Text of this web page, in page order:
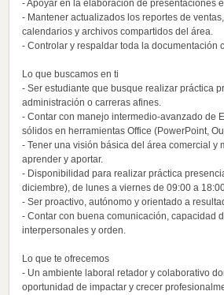
- Apoyar en la elaboración de presentaciones
- Mantener actualizados los reportes de
calendarios y archivos compartidos del área.
- Controlar y respaldar toda la documentación
Lo que buscamos en ti
- Ser estudiante que busque realizar práctica
administración o carreras afines.
- Contar con manejo intermedio-avanzado de
sólidos en herramientas Office (PowerPoint,
- Tener una visión básica del área comercial y
aprender y aportar.
- Disponibilidad para realizar práctica
diciembre), de lunes a viernes de 09:00 a
- Ser proactivo, autónomo y orientado a
- Contar con buena comunicación, capacidad
interpersonales y orden.
Lo que te ofrecemos
- Un ambiente laboral retador y colaborativo
oportunidad de impactar y crecer